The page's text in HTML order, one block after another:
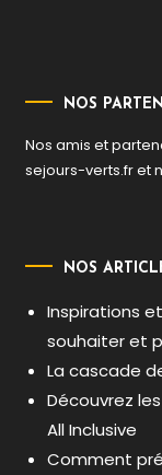
NOS
Nos amis et
sejours-verts.fret
NOS
Inspirations
souhaiter et
La cascade
Découvrez
All Inclusive
Comment